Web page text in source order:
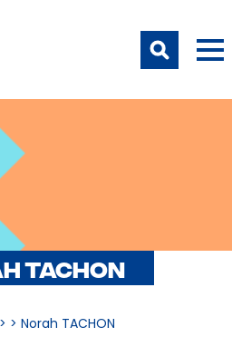
TACHON
> > Norah TACHON